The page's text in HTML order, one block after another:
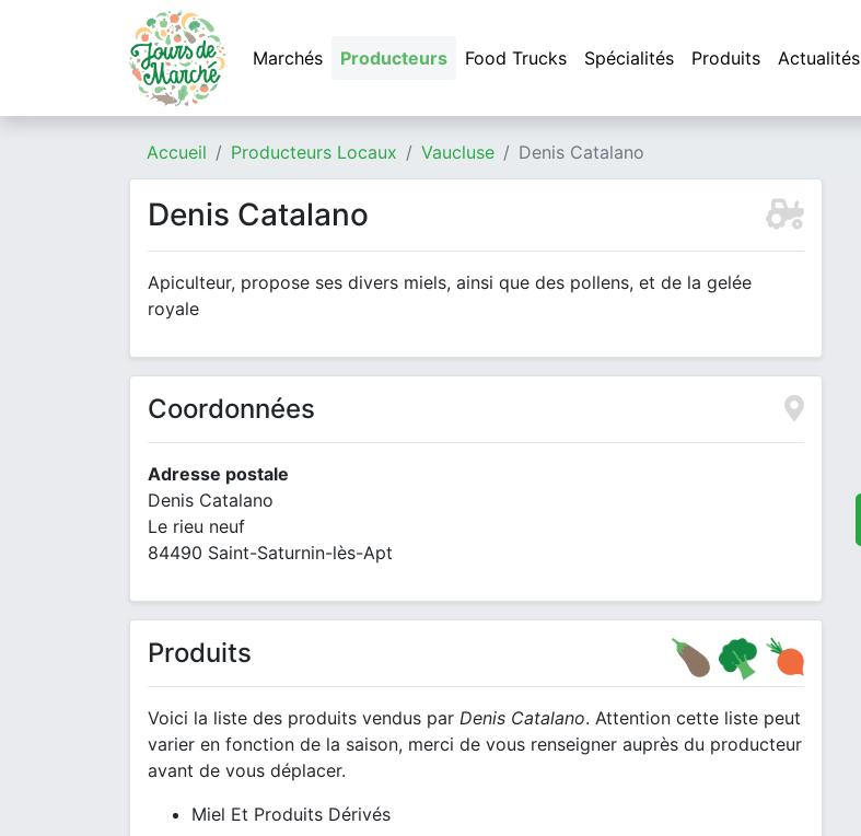
Marchés Producteurs Food Trucks Spécialités Produits Actualités
Accueil Producteurs Locaux Vaucluse Denis Catalano
Denis Catalano
Apiculteur, propose ses divers miels, ainsi que des pollens, et de la gelée
royale
Coordonnées
Adresse postale
Denis Catalano
Le rieu neuf
84490 Saint-Saturnin-lès-Apt
Produits
Voici la liste des produits vendus par Denis Catalano. Attention cette liste peut
varier en fonction de la saison, merci de vous renseigner auprès du producteur
avant de vous déplacer.
Miel Et Produits Dérivés